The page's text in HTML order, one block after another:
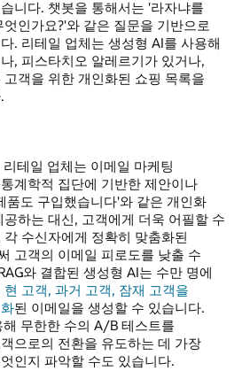
니다. 챗봇을 통해서는 '라자냐를
인가요?'와 같은 질문을 기반으로
. 리테일 업체는 생성형 AI를 사용해
, 피스타치오 알레르기가 있거나,
객을 위한 개인화된 쇼핑 목록을
테일 업체는 이메일 마케팅
계학적 집단에 기반한 제안이나
품도 구입했습니다'와 같은 개인화
하는 대신, 고객에게 더욱 어필할 수
수신자에게 정확히 맞춤화된
고객의 이메일 피로도를 낮출 수
와 결합된 생성형 AI는 수만 명에
고객, 과거 고객, 잠재 고객을
된 이메일을 생성할 수 있습니다.
무한한 수의 A/B 테스트를
으로의 전환을 유도하는 데 가장
인지 파악할 수도 있습니다.